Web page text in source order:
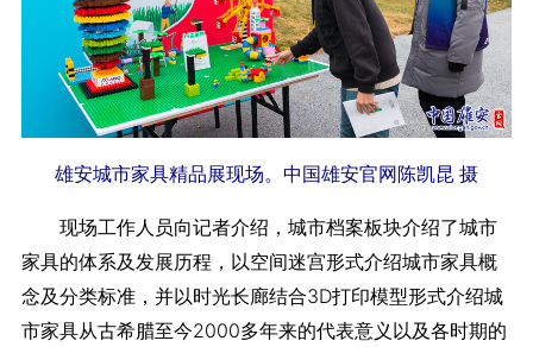
雄安城市家具精品展现场。中国雄安官网陈凯昆 摄
现场工作人员向记者介绍，城市档案板块介绍了城市
家具的体系及发展历程，以空间迷宫形式介绍城市家具概
念及分类标准，并以时光长廊结合3D打印模型形式介绍城
市家具从古希腊至今2000多年来的代表意义以及各时期的